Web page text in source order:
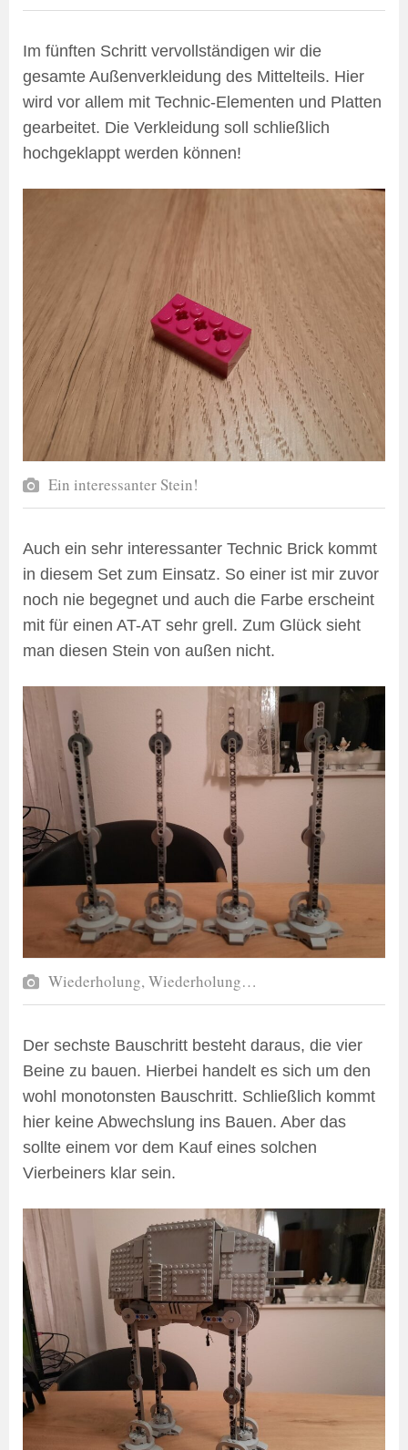
Im fünften Schritt vervollständigen wir die
gesamte Außenverkleidung des Mittelteils. Hier
wird vor allem mit Technic-Elementen und Platten
gearbeitet. Die Verkleidung soll schließlich
hochgeklappt werden können!
Ein interessanter Stein!
Auch ein sehr interessanter Technic Brick kommt
in diesem Set zum Einsatz. So einer ist mir zuvor
noch nie begegnet und auch die Farbe erscheint
mit für einen AT-AT sehr grell. Zum Glück sieht
man diesen Stein von außen nicht.
Wiederholung, Wiederholung…
Der sechste Bauschritt besteht daraus, die vier
Beine zu bauen. Hierbei handelt es sich um den
wohl monotonsten Bauschritt. Schließlich kommt
hier keine Abwechslung ins Bauen. Aber das
sollte einem vor dem Kauf eines solchen
Vierbeiners klar sein.